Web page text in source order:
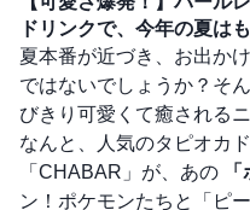
ドリンクで、今年の夏は
夏本番が近づき、お出か
ではないでしょうか？そ
びきり可愛くて癒される
なんと、人気のタピオカ
「CHABAR」が、あの
ン！ポケモンたちと「ピ